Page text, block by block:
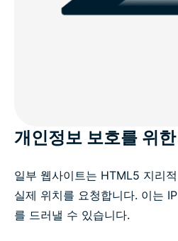
개인정보 보호를 위
일부 웹사이트는 HTML5 지리
실제 위치를 요청합니다. 이는
를 드러낼 수 있습니다.